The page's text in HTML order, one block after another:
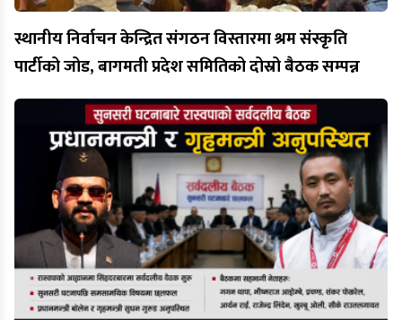
स्थानीय निर्वाचन केन्द्रित संगठन विस्तारमा श्रम संस्कृति
पार्टीको जोड, बागमती प्रदेश समितिको दोस्रो बैठक सम्पन्न